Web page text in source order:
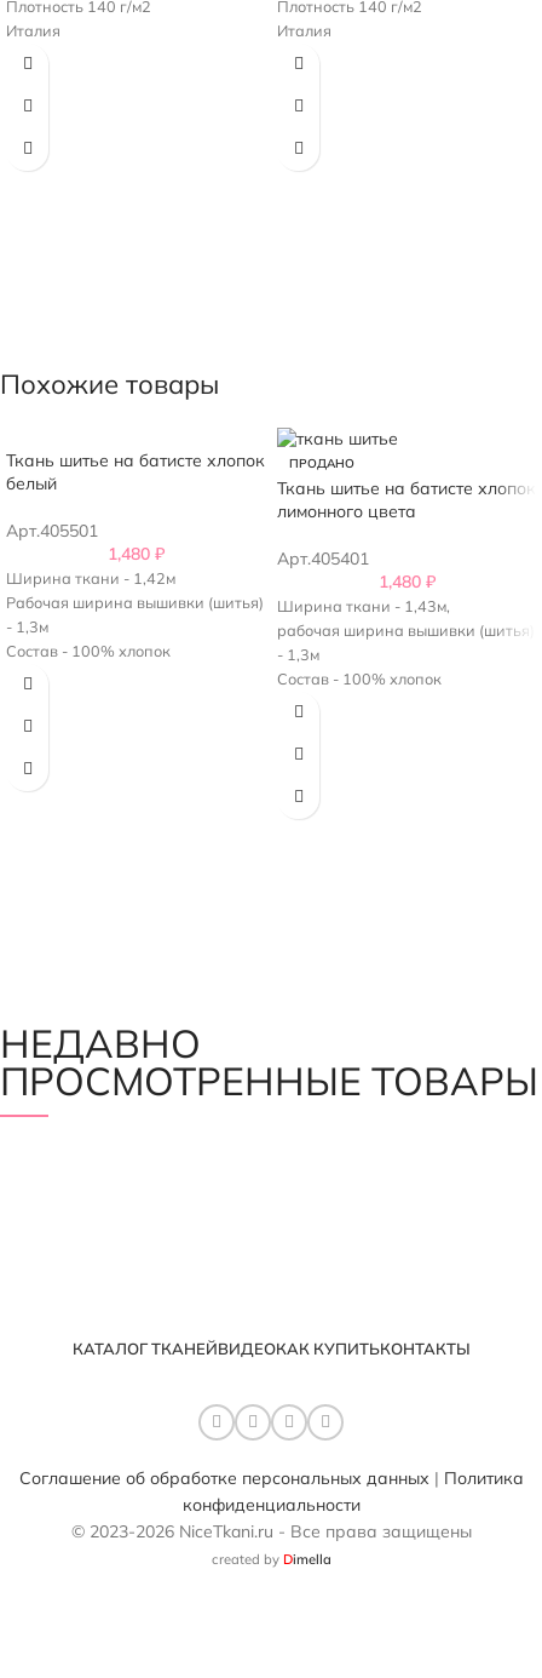
Плотность 140 г/м2
Италия
Плотность 140 г/м2
Италия
Похожие товары
Ткань шитье на батисте хлопок
белый
Арт.405501
1,480 ₽
Ширина ткани - 1,42м
Рабочая ширина вышивки (шитья)
- 1,3м
Состав - 100% хлопок
Плотность - 150 г/м2
ПРОДАНО
Ткань шитье на батисте хлопок
лимонного цвета
Арт.405401
1,480 ₽
Ширина ткани - 1,43м,
рабочая ширина вышивки (шитья)
- 1,3м
Состав - 100% хлопок
Плотность - 130 г/м2
НЕДАВНО
ПРОСМОТРЕННЫЕ ТОВАРЫ
КАТАЛОГ ТКАНЕЙВИДЕОКАК КУПИТЬКОНТАКТЫ
Соглашение об обработке персональных данных | Политика
конфиденциальности
© 2023-2026 NiceTkani.ru - Все права защищены
created by Dimella